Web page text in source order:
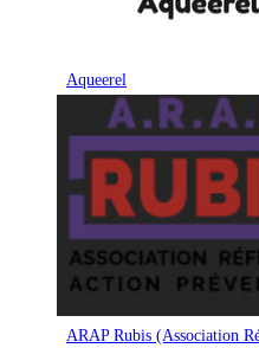
Aqueerel
ARAP Rubis (Association